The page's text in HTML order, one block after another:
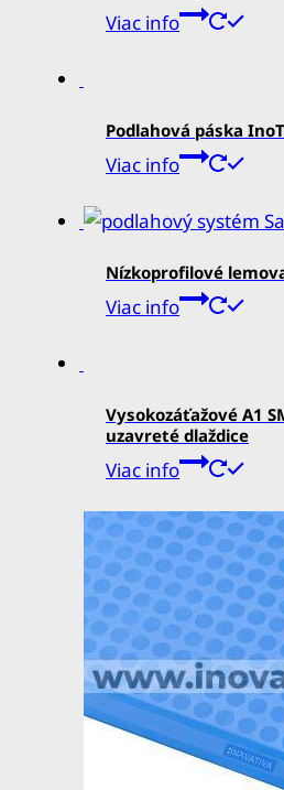
Viac info
Podlahová páska
Viac info
Nízkoprofilové
Viac info
Vysokozáťažové A1
uzavreté dlaždice
Viac info